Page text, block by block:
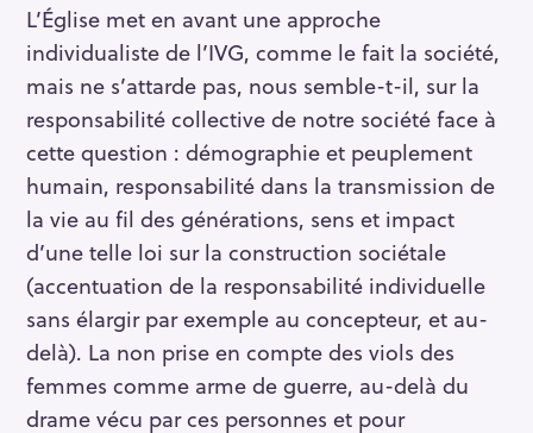
L’Église met en avant une approche
individualiste de l’IVG, comme le fait la société,
mais ne s’attarde pas, nous semble-t-il, sur la
responsabilité collective de notre société face à
cette question : démographie et peuplement
humain, responsabilité dans la transmission de
la vie au fil des générations, sens et impact
d’une telle loi sur la construction sociétale
(accentuation de la responsabilité individuelle
sans élargir par exemple au concepteur, et au-
delà). La non prise en compte des viols des
femmes comme arme de guerre, au-delà du
drame vécu par ces personnes et pour